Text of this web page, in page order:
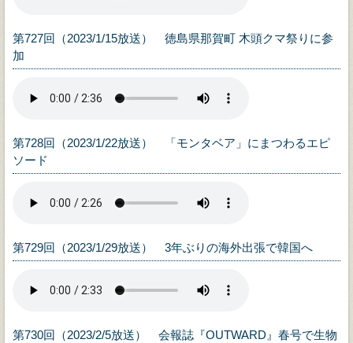
第727回（2023/1/15放送） 徳島県那賀町 木頭クマ祭りに参
加
第728回（2023/1/22放送） 「モンタベア」にまつわるエピ
ソード
第729回（2023/1/29放送） 3年ぶりの海外出張で韓国へ
第730回（2023/2/5放送） 会報誌『OUTWARD』春号で生物